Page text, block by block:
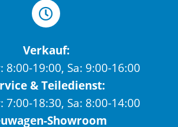
Verkauf:
8:00-19:00, Sa: 9:00-16:00
& Teiledienst:
7:00-18:30, Sa: 8:00-14:00
Showroom